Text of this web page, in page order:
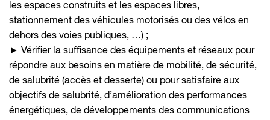
les espaces construits et les espaces libres,
stationnement des véhicules motorisés ou des vélos en
dehors des voies publiques, …) ;
► Vérifier la suffisance des équipements et réseaux pour
répondre aux besoins en matière de mobilité, de sécurité,
de salubrité (accès et desserte) ou pour satisfaire aux
objectifs de salubrité, d’amélioration des performances
énergétiques, de développements des communications